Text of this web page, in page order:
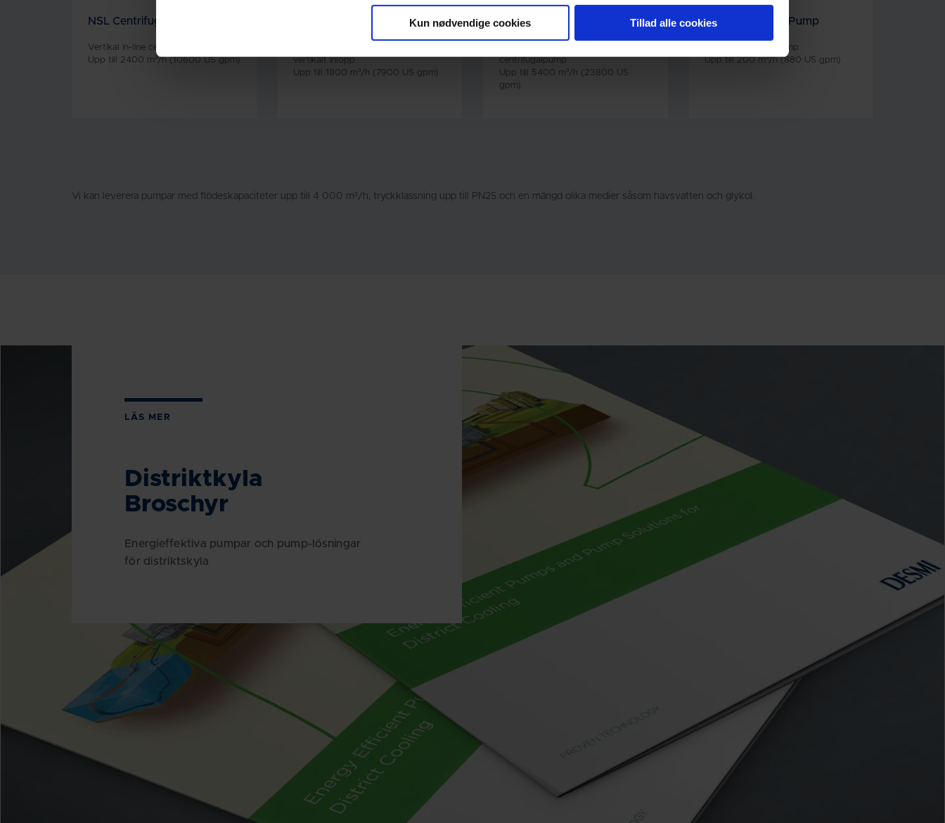
Kun nødvendige cookies Tillad alle cookies
NSL Centrifugal Pump
Vertikal in-line centrifugalpump
Upp till 2400 m³/h (10600 US gpm)
NSLV Centrifugal Pump
vertikalt inlopp
Upp till 1800 m³/h (7900 US gpm)
DSL Centrifugal Pump
centrifugalpump
Upp till 5400 m³/h (23800 US
gpm)
ESL Centrifugal Pump
In-line centrifugalpump
Upp till 200 m³/h (880 US gpm)
Vi kan leverera pumpar med flödeskapaciteter upp till 4 000 m³/h, tryckklassning upp till PN25 och en mängd olika medier såsom havsvatten och glykol.
LÄS MER
Distriktkyla
Broschyr
Energieffektiva pumpar och pump-lösningar
för distriktskyla